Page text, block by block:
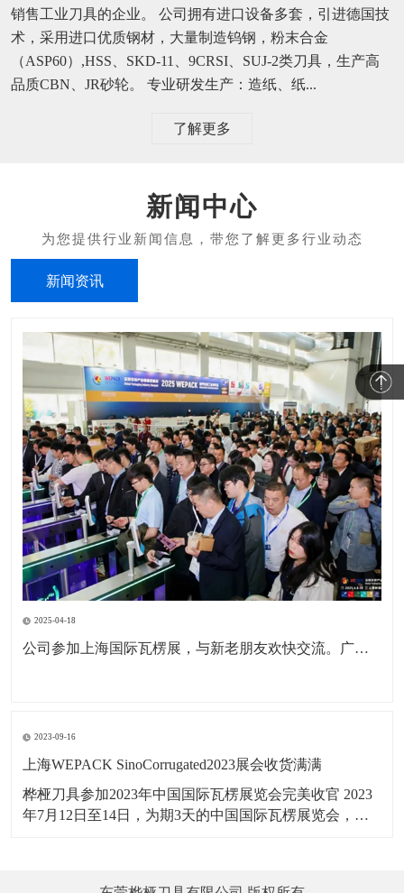
销售工业刀具的企业。 公司拥有进口设备多套，引进德国技
术，采用进口优质钢材，大量制造钨钢，粉末合金
（ASP60）,HSS、SKD-11、9CRSI、SUJ-2类刀具，生产高
品质CBN、JR砂轮。 专业研发生产：造纸、纸...
了解更多
新闻中心
新闻资讯
2025-04-18
公司参加上海国际瓦楞展，与新老朋友欢快交流。广东包协纸委会领导亲临现场参观。本次展会为公司深耕国内市场，拓展海外市场，更前进了一步。
2023-09-16
上海WEPACK SinoCorrugated2023展会收货满满
桦桠刀具参加2023年中国国际瓦楞展览会完美收官 2023
年7月12日至14日，为期3天的中国国际瓦楞展览会，在